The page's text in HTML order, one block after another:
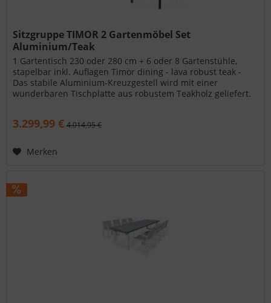
Sitzgruppe TIMOR 2 Gartenmöbel Set
Aluminium/Teak
1 Gartentisch 230 oder 280 cm + 6 oder 8 Gartenstühle,
stapelbar inkl. Auflagen Timor dining - lava robust teak -
Das stabile Aluminium-Kreuzgestell wird mit einer
wunderbaren Tischplatte aus robustem Teakholz geliefert.
3.299,99 € 4.014,95 €
Merken